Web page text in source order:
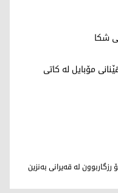
شکا
مۆبایل لە کاتی
لە قەیرانی بەنزین